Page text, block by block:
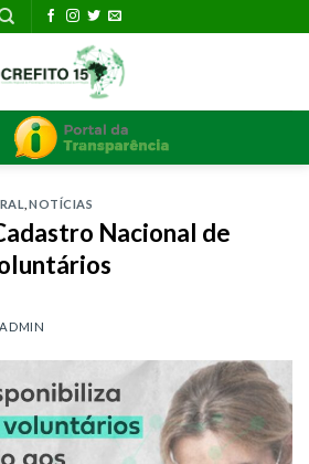
,NOTÍCIAS
Nacional de
ADMIN